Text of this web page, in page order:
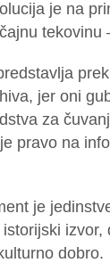
je na
jer oni
za
pravo na
je
dobro.